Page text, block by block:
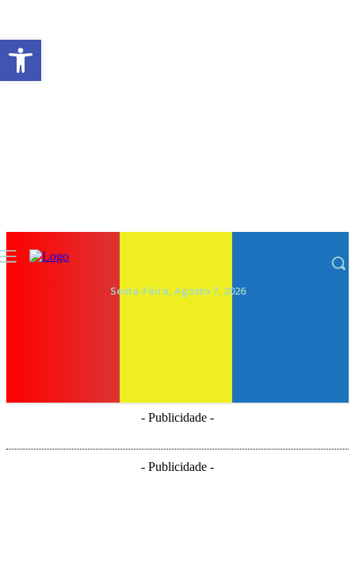
Sexta-Feira, Agosto 7, 2026
- Publicidade -
- Publicidade -
Abrir a barra de ferramentas